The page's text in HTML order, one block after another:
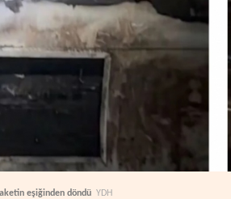
eşiğinden döndü YDH